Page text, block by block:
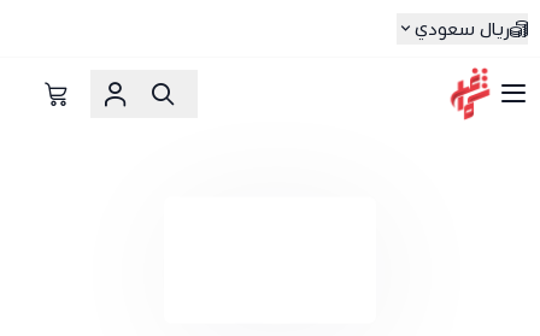
ريال سعودي
شماغ شوب | أفضل متجر شماغ في السعودية